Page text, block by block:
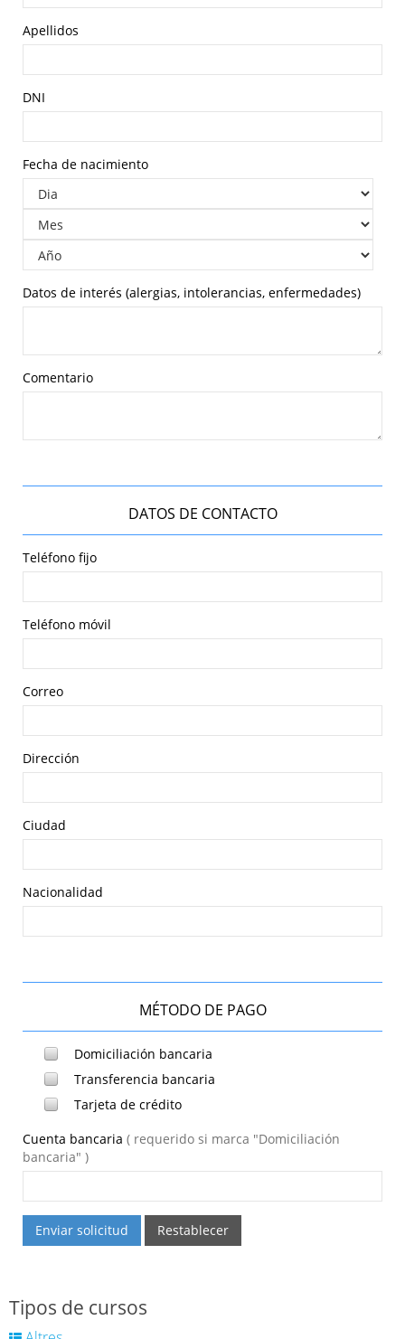
Apellidos
DNI
Fecha de nacimiento
Datos de interés (alergias, intolerancias, enfermedades)
Comentario
DATOS DE CONTACTO
Teléfono fijo
Teléfono móvil
Correo
Dirección
Ciudad
Nacionalidad
MÉTODO DE PAGO
Domiciliación bancaria
Transferencia bancaria
Tarjeta de crédito
Cuenta bancaria ( requerido si marca "Domiciliación
bancaria" )
Enviar solicitud Restablecer
Tipos de cursos